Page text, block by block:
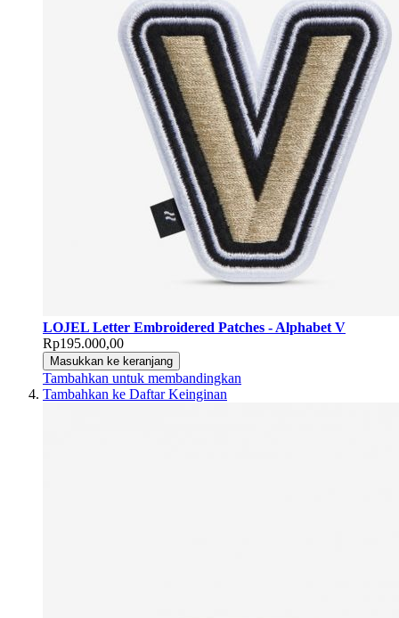
LOJEL Letter Embroidered Patches - Alphabet V
Rp195.000,00
Masukkan ke keranjang
Tambahkan untuk membandingkan
Tambahkan ke Daftar Keinginan